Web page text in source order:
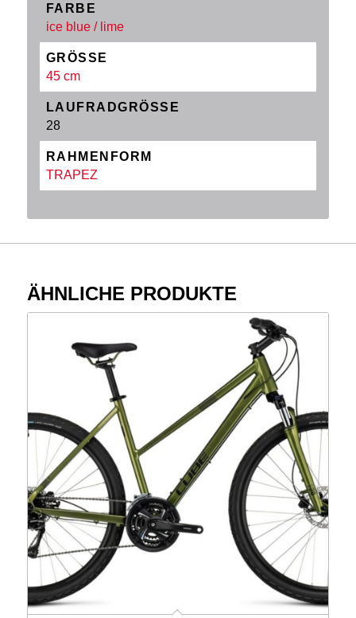
FARBE
ice blue / lime
GRÖSSE
45 cm
LAUFRADGRÖSSE
28
RAHMENFORM
TRAPEZ
ÄHNLICHE PRODUKTE